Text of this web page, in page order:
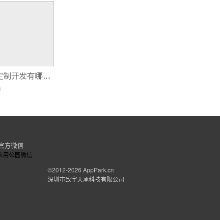
购物小程序app定制开发有哪些功能及优势？
方微信
©2012-2026 AppPark.cn
深圳市致宇天承科技有限公司